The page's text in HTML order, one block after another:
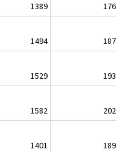
1389
1494
1529
1582
1401